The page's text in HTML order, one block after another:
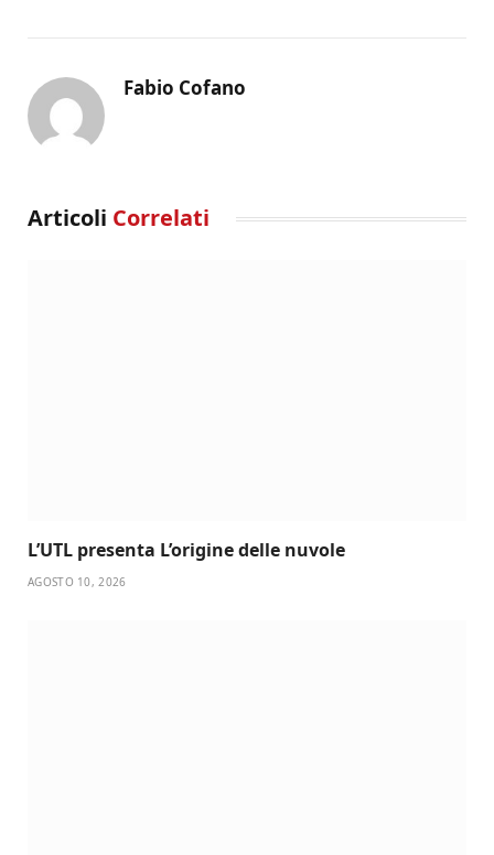
Fabio Cofano
Articoli Correlati
L’UTL presenta L’origine delle nuvole
AGOSTO 10, 2026